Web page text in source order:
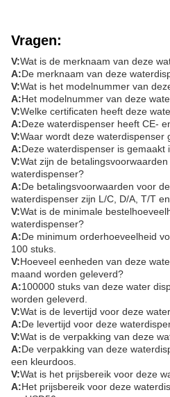
Vragen:
V:Wat is de merknaam van deze
A:De merknaam van deze
V:Wat is het modelnummer van
A:Het modelnummer van deze
V:Welke certificaten heeft deze
A:Deze waterdispenser heeft CE-
V:Waar wordt deze waterdispenser
A:Deze waterdispenser is gemaakt
V:Wat zijn de
waterdispenser?
A:De betalingsvoorwaarden voor
waterdispenser zijn L/C, D/A, T/T
V:Wat is de minimale
waterdispenser?
A:De minimum orderhoeveelheid
100 stuks.
V:Hoeveel eenheden van deze
maand worden geleverd?
A:100000 stuks van deze water
worden geleverd.
V:Wat is de levertijd voor deze
A:De levertijd voor deze
V:Wat is de verpakking van deze
A:De verpakking van deze
een kleurdoos.
V:Wat is het prijsbereik voor deze
A:Het prijsbereik voor deze